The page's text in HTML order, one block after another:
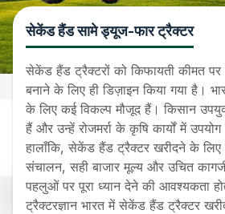
सेकेंड हैंड सामे ड्यूज-फार ट्रैक्टर
सेकेंड हैंड ट्रैक्टरों को किफायती कीमत
बनाने के लिए ही डिज़ाइन किया गया है।
के लिए कई विकल्प मौजूद हैं। किसान
हैं और उन्हें रोजमर्रा के कृषि कार्यों में
हालाँकि, सेकेंड हैंड ट्रैक्टर खरीदने के लिए
संचालन, सही बाजार मूल्य और उचित
पहलुओं पर पूरा ध्यान देने की आवश्यकता
ट्रैक्टरज्ञान भारत में सेकेंड हैंड ट्रैक्टर
भारत में लोकप्रिय सेकेंड हैंड सामे ड्यूज-फार